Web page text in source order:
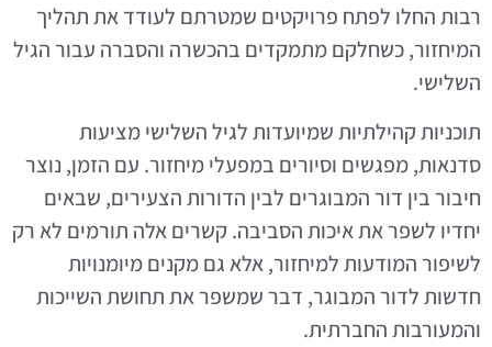
רבות החלו לפתח פרויקטים שמטרתם לעודד את תהליך
המיחזור, כשחלקם מתמקדים בהכשרה והסברה עבור הגיל
השלישי.
תוכניות קהילתיות שמיועדות לגיל השלישי מציעות
סדנאות, מפגשים וסיורים במפעלי מיחזור. עם הזמן, נוצר
חיבור בין דור המבוגרים לבין הדורות הצעירים, שבאים
יחדיו לשפר את איכות הסביבה. קשרים אלה תורמים לא רק
לשיפור המודעות למיחזור, אלא גם מקנים מיומנויות
חדשות לדור המבוגר, דבר שמשפר את תחושת השייכות
והמעורבות החברתית.